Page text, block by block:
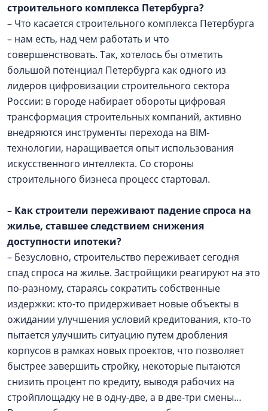
строительного комплекса Петербурга?
– Что касается строительного комплекса Петербурга
– нам есть, над чем работать и что
совершенствовать. Так, хотелось бы отметить
большой потенциал Петербурга как одного из
лидеров цифровизации строительного сектора
России: в городе набирает обороты цифровая
трансформация строительных компаний, активно
внедряются инструменты перехода на BIM-
технологии, наращивается опыт использования
искусственного интеллекта. Со стороны
строительного бизнеса процесс стартовал.
– Как строители переживают падение спроса на
жилье, ставшее следствием снижения
доступности ипотеки?
– Безусловно, строительство переживает сегодня
спад спроса на жилье. Застройщики реагируют на это
по-разному, стараясь сократить собственные
издержки: кто-то придерживает новые объекты в
ожидании улучшения условий кредитования, кто-то
пытается улучшить ситуацию путем дробления
корпусов в рамках новых проектов, что позволяет
быстрее завершить стройку, некоторые пытаются
снизить процент по кредиту, выводя рабочих на
стройплощадку не в одну-две, а в две-три смены…